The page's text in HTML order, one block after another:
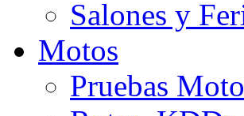
Salones y
Motos
Pruebas